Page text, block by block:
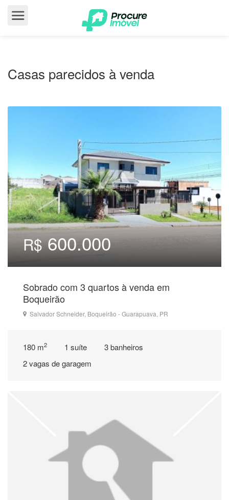
Casas parecidos à venda
R$600.000
Sobrado com 3 quartos à venda em
Boqueirão
Salvador Schneider, Boqueirão - Guarapuava, PR
180 m2 1 suíte
3 banheiros
2 vagas de garagem